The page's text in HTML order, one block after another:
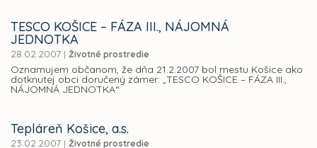
TESCO KOŠICE – FÁZA III., NÁJOMNÁ
JEDNOTKA
28.02.2007 | Životné prostredie
Oznamujem občanom, že dňa 21.2.2007 bol mestu Košice ako
dotknutej obci doručený zámer: „TESCO KOŠICE – FÁZA III.,
NÁJOMNÁ JEDNOTKA“
Tepláreň Košice, a.s.
23.02.2007 | Životné prostredie